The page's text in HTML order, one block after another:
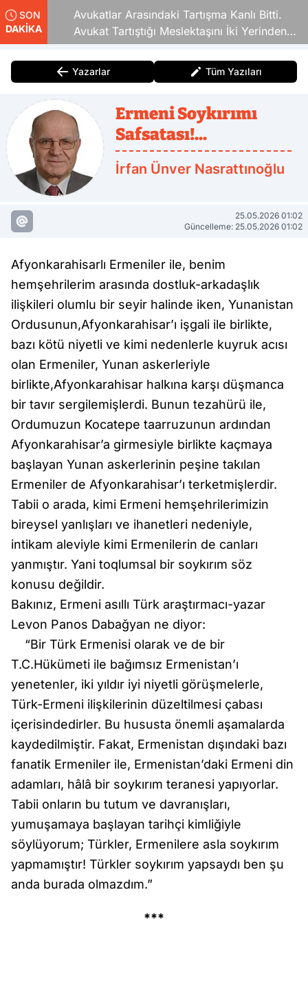
SON
DAKİKA
Avukatlar Arasındaki Tartışma Kanlı Bitti.
Avukat Tartıştığı Meslektaşını İki Yerinden
Vurdu
Yazarlar Tüm Yazıları
Ermeni Soykırımı
Safsatası!...
İrfan Ünver Nasrattınoğlu
25.05.2026 01:02
Güncelleme: 25.05.2026 01:02
Afyonkarahisarlı Ermeniler ile, benim
hemşehrilerim arasında dostluk-arkadaşlık
ilişkileri olumlu bir seyir halinde iken, Yunanistan
Ordusunun,Afyonkarahisar’ı işgali ile birlikte,
bazı kötü niyetli ve kimi nedenlerle kuyruk acısı
olan Ermeniler, Yunan askerleriyle
birlikte,Afyonkarahisar halkına karşı düşmanca
bir tavır sergilemişlerdi. Bunun tezahürü ile,
Ordumuzun Kocatepe taarruzunun ardından
Afyonkarahisar’a girmesiyle birlikte kaçmaya
başlayan Yunan askerlerinin peşine takılan
Ermeniler de Afyonkarahisar’ı terketmişlerdir.
Tabii o arada, kimi Ermeni hemşehrilerimizin
bireysel yanlışları ve ihanetleri nedeniyle,
intikam aleviyle kimi Ermenilerin de canları
yanmıştır. Yani toqlumsal bir soykırım söz
konusu değildir.
Bakınız, Ermeni asıllı Türk araştırmacı-yazar
Levon Panos Dabağyan ne diyor:
“Bir Türk Ermenisi olarak ve de bir
T.C.Hükümeti ile bağımsız Ermenistan’ı
yenetenler, iki yıldır iyi niyetli görüşmelerle,
Türk-Ermeni ilişkilerinin düzeltilmesi çabası
içerisindedirler. Bu hususta önemli aşamalarda
kaydedilmiştir. Fakat, Ermenistan dışındaki bazı
fanatik Ermeniler ile, Ermenistan’daki Ermeni din
adamları, hâlâ bir soykırım teranesi yapıyorlar.
Tabii onların bu tutum ve davranışları,
yumuşamaya başlayan tarihçi kimliğiyle
söylüyorum; Türkler, Ermenilere asla soykırım
yapmamıştır! Türkler soykırım yapsaydı ben şu
anda burada olmazdım.”
***